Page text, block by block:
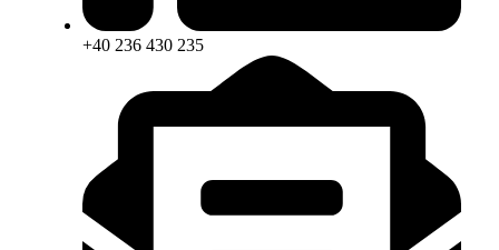
+40 236 430 235